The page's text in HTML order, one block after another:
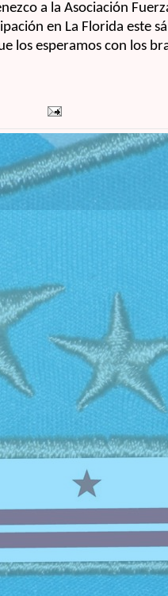
a la Asociación
en La Florida este
los esperamos con los